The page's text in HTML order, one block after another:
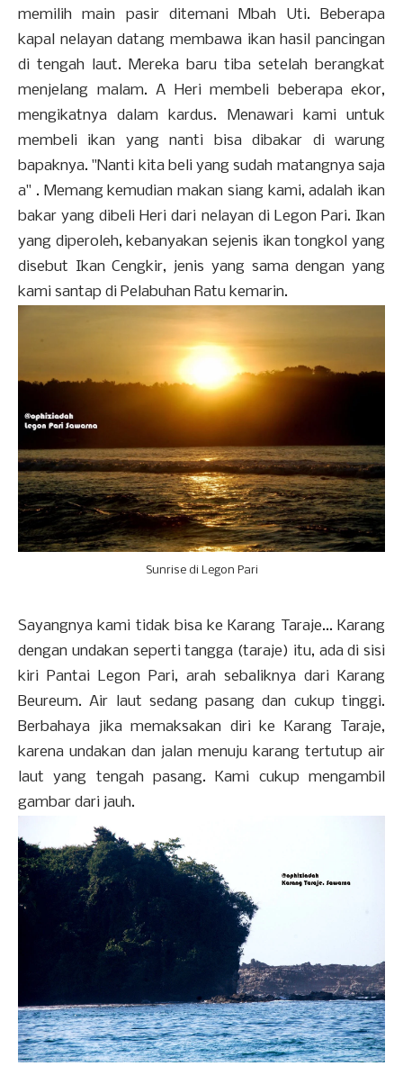
memilih main pasir ditemani Mbah Uti. Beberapa
kapal nelayan datang membawa ikan hasil pancingan
di tengah laut. Mereka baru tiba setelah berangkat
menjelang malam. A Heri membeli beberapa ekor,
mengikatnya dalam kardus. Menawari kami untuk
membeli ikan yang nanti bisa dibakar di warung
bapaknya. "Nanti kita beli yang sudah matangnya saja
a" . Memang kemudian makan siang kami, adalah ikan
bakar yang dibeli Heri dari nelayan di Legon Pari. Ikan
yang diperoleh, kebanyakan sejenis ikan tongkol yang
disebut Ikan Cengkir, jenis yang sama dengan yang
kami santap di Pelabuhan Ratu kemarin.
Sunrise di Legon Pari
Sayangnya kami tidak bisa ke Karang Taraje... Karang
dengan undakan seperti tangga (taraje) itu, ada di sisi
kiri Pantai Legon Pari, arah sebaliknya dari Karang
Beureum. Air laut sedang pasang dan cukup tinggi.
Berbahaya jika memaksakan diri ke Karang Taraje,
karena undakan dan jalan menuju karang tertutup air
laut yang tengah pasang. Kami cukup mengambil
gambar dari jauh.